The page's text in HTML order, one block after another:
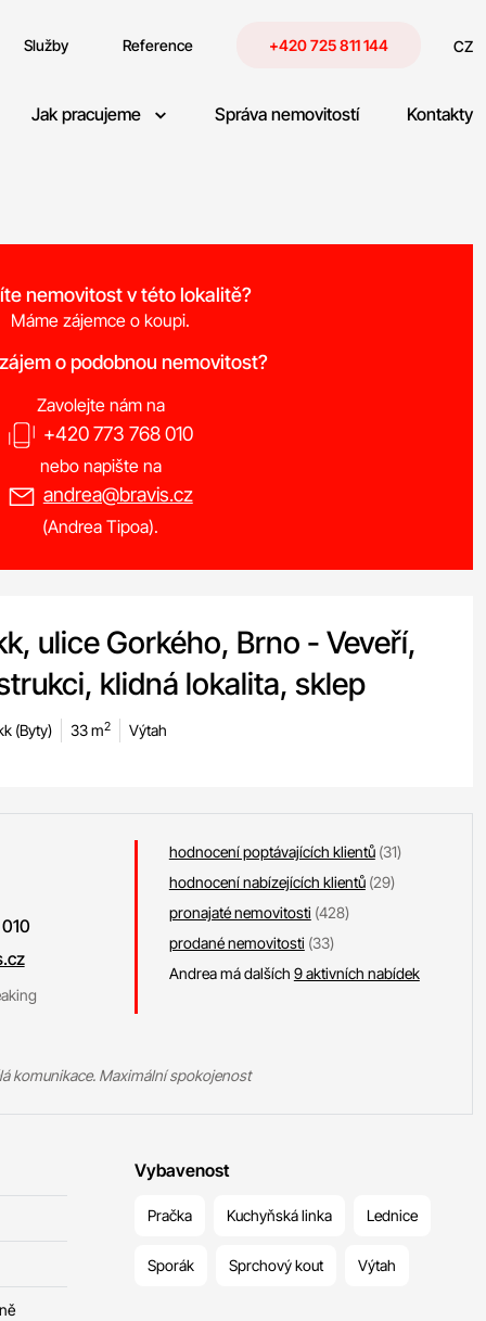
Služby Reference +420 725 811 144 CZ
Jak pracujeme Správa nemovitostí Kontakty
nemovitost v této lokalitě?
Máme zájemce o koupi.
o podobnou nemovitost?
Zavolejte nám na
+420 773 768 010
nebo napište na
andrea@bravis.cz
(Andrea Tipoa).
ulice Gorkého, Brno - Veveří,
klidná lokalita, sklep
(Byty) 33 m2 Výtah
hodnocení poptávajících klientů (31)
hodnocení nabízejících klientů (29)
pronajaté nemovitosti (428)
prodané nemovitosti (33)
Andrea má dalších 9 aktivních nabídek
komunikace. Maximální spokojenost
Vybavenost
Pračka Kuchyňská linka Lednice
Sporák Sprchový kout Výtah